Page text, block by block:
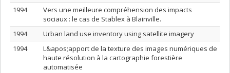
1994
Vers une meilleure compréhension des impacts
sociaux : le cas de Stablex à Blainville.
1994
Urban land use inventory using satellite imagery
1994
L&apos;apport de la texture des images numériques de
haute résolution à la cartographie forestière
automatisée